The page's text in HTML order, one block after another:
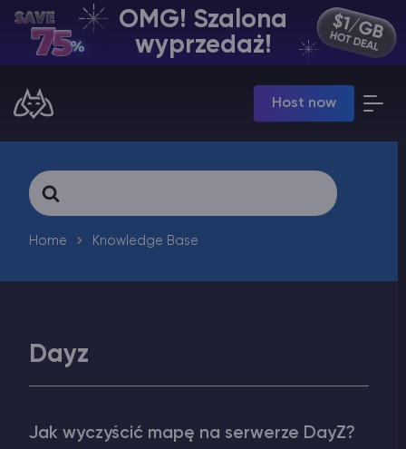
OMG! Szalona
wyprzedaż!
Host now
PL | USD
Manage your servers & payments
VPS Panel
Manage VPS server
Affiliate panel
Manage affiliates
Minecraft Hosting serwerów
Vintage Story Serwer Hosting
Search
For
Home Knowledge Base
Dayz
Jak wyczyścić mapę na serwerze DayZ?